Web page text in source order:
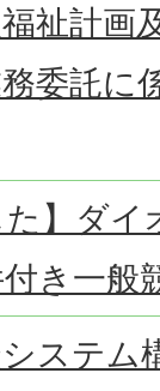
福祉計画
委託に
た】ダ
き一般
ステム